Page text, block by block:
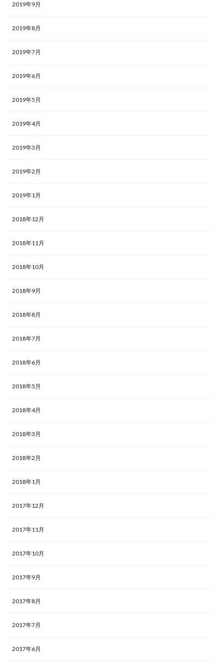
2019年9月
2019年8月
2019年7月
2019年6月
2019年5月
2019年4月
2019年3月
2019年2月
2019年1月
2018年12月
2018年11月
2018年10月
2018年9月
2018年8月
2018年7月
2018年6月
2018年5月
2018年4月
2018年3月
2018年2月
2018年1月
2017年12月
2017年11月
2017年10月
2017年9月
2017年8月
2017年7月
2017年6月